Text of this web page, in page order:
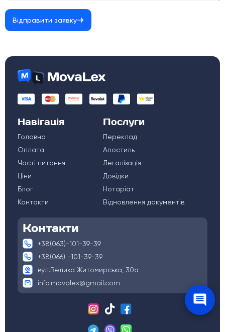
Відправити заявку
Навігація
Головна
Оплата
Часті питання
Ціни
Блог
Контакти
Послуги
Переклад
Апостиль
Легалізація
Довідки
Нотаріат
Відновлення документів
Контакти
+38(063)-101-39-39
+38(066) -101-39-39
вул.Велика Житомирська, 30а
info.movalex@gmail.com